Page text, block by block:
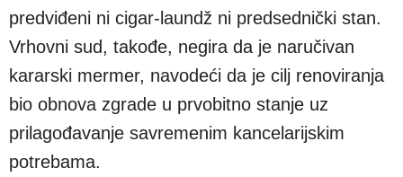
predviđeni ni cigar-laundž ni predsednički stan.
Vrhovni sud, takođe, negira da je naručivan
kararski mermer, navodeći da je cilj renoviranja
bio obnova zgrade u prvobitno stanje uz
prilagođavanje savremenim kancelarijskim
potrebama.